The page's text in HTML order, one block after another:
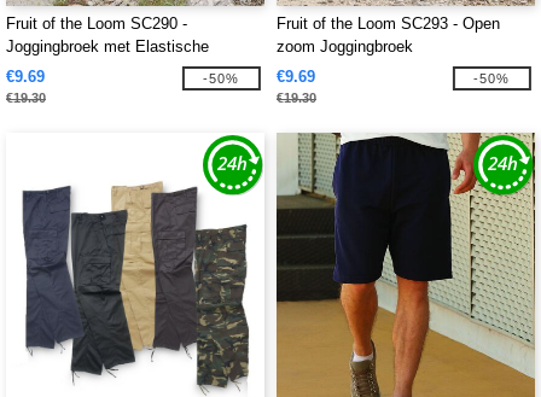
Fruit of the Loom SC290 -
Joggingbroek met Elastische
Boorden
€9.69
€19.30
-50%
Fruit of the Loom SC293 - Open
zoom Joggingbroek
€9.69
€19.30
-50%